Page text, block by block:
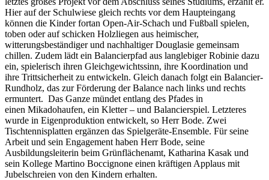
Hier auf der Schulwiese gleich rechts vor dem Haupteingang
können die Kinder fortan Open-Air-Schach und Fußball spielen,
toben oder auf schicken Holzliegen aus heimischer,
witterungsbeständiger und nachhaltiger Douglasie gemeinsam
chillen. Zudem lädt ein Balancierpfad aus langlebiger Robinie dazu
ein, spielerisch ihren Gleichgewichtssinn, ihre Koordination und
ihre Trittsicherheit zu entwickeln. Gleich danach folgt ein Balancier-
Rundholz, das zur Förderung der Balance nach links und rechts
ermuntert. Das Ganze mündet entlang des Pfades in
einen Mikadohaufen, ein Kletter – und Balancierspiel. Letzteres
wurde in Eigenproduktion entwickelt, so Herr Bode. Zwei
Tischtennisplatten ergänzen das Spielgeräte-Ensemble. Für seine
Arbeit und sein Engagement haben Herr Bode, seine
Ausbildungsleiterin beim Grünflächenamt, Katharina Kasak und
sein Kollege Martino Boccignone einen kräftigen Applaus mit
Jubelschreien von den Kindern erhalten.